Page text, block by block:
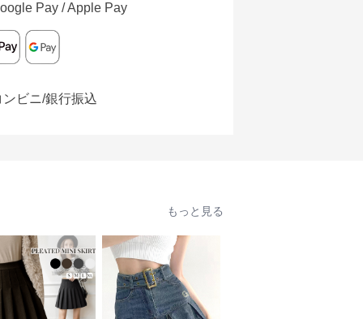
Pay / Apple Pay
ンビニ/銀行振込
もっと見る